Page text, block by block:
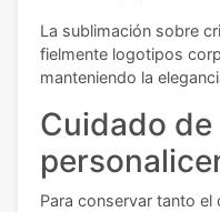
La sublimación sobre
fielmente logotipos
manteniendo la
Cuidado
Para conservar tanto